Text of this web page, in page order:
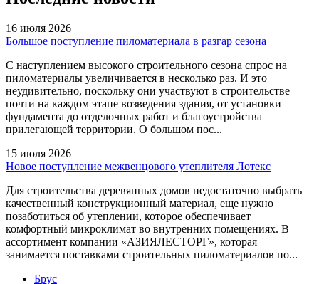
16 июля 2026
Большое поступление пиломатериала в разгар сезона
С наступлением высокого строительного сезона спрос на
пиломатериалы увеличивается в несколько раз. И это
неудивительно, поскольку они участвуют в строительстве
почти на каждом этапе возведения здания, от установки
фундамента до отделочных работ и благоустройства
прилегающей территории. О большом пос...
15 июля 2026
Новое поступление межвенцового утеплителя Лотекс
Для строительства деревянных домов недостаточно выбрать
качественный конструкционный материал, еще нужно
позаботиться об утеплении, которое обеспечивает
комфортный микроклимат во внутренних помещениях. В
ассортимент компании «АЗИЯЛЕСТОРГ», которая
занимается поставками строительных пиломатериалов по...
Брус